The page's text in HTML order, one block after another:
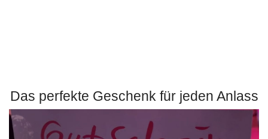
Das perfekte Geschenk für jeden Anlass